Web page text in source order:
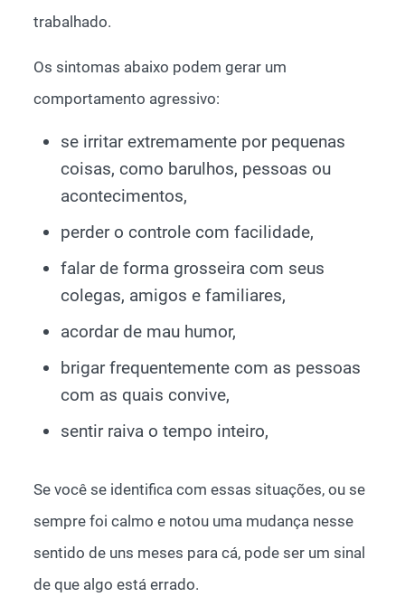
trabalhado.
Os sintomas abaixo podem gerar um
comportamento agressivo:
se irritar extremamente por pequenas
coisas, como barulhos, pessoas ou
acontecimentos,
perder o controle com facilidade,
falar de forma grosseira com seus
colegas, amigos e familiares,
acordar de mau humor,
brigar frequentemente com as pessoas
com as quais convive,
sentir raiva o tempo inteiro,
Se você se identifica com essas situações, ou se
sempre foi calmo e notou uma mudança nesse
sentido de uns meses para cá, pode ser um sinal
de que algo está errado.